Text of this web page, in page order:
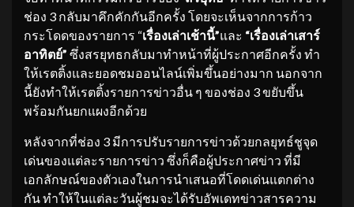
ช่อง 3 กลับมาคึกคักกันอีกครั้ง โดยจะเห็นจากการก้าว
กระโดดของรายการ “เรื่องเล่าเช้านี้”และ “เรื่องเล่าเสาร์
อาทิตย์” ซึ่งสรยุทธกลับมาทำหน้าที่ผู้ประกาศอีกครั้ง ทำ
ให้เรตติ้งและยอดชมออนไลน์เพิ่มขึ้นอย่างมาก นอกจาก
นี้ยังทำให้เรตติ้งรายการข่าวอื่น ๆ ของช่อง 3 ขยับขึ้น
พร้อมกันยกแผงอีกด้วย
หลังจากที่ช่อง 3 มีการปรับรายการข่าวด้วยกลยุทธ์ชูจุด
เด่นของแต่ละรายการข่าว ซึ่งก็คือผู้ประกาศข่าว ที่มี
เอกลักษณ์ของตัวเองในการนำเสนอที่โดดเด่นแตกต่าง
กัน ทำให้ในแต่ละวันผู้ชมจะได้รับอัพเดทข่าวสารความ